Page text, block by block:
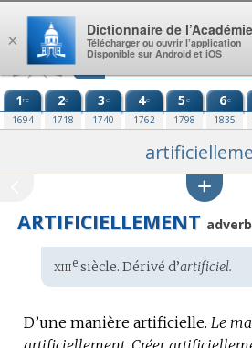
Aller au contenu
1re
1694
2e
1718
3e
1740
4e
1762
5e
1798
6e
1835
ARTIFICIELLEMENT
Étymologie
:
xiiiesiècle. Dérivé d’artificiel.
D’une manière artificielle. Le
×
Dictionnaire de l’Académie
Télécharger ou ouvrir l’application
Disponible sur Android et iOS